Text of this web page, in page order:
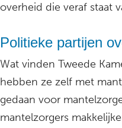
overheid die veraf staat
Politieke partijen
Wat vinden Tweede
hebben ze zelf met
gedaan voor
mantelzorgers